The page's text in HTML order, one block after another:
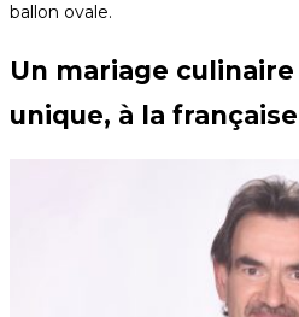
ballon ovale.
Un mariage
unique, à la française